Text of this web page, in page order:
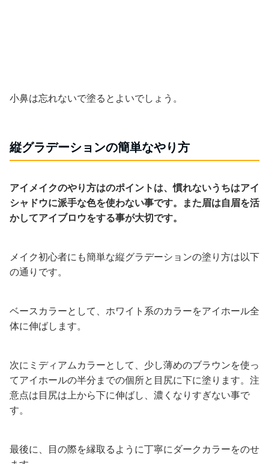
小鼻は忘れないで塗るとよいでしょう。
縦グラデーションの簡単なやり方
アイメイクのやり方はのポイントは、慣れないうちはアイ
シャドウに派手な色を使わない事です。また眉は自眉を活
かしてアイブロウをする事が大切です。
メイク初心者にも簡単な縦グラデーションの塗り方は以下
の通りです。
ベースカラーとして、ホワイト系のカラーをアイホール全
体に伸ばします。
次にミディアムカラーとして、少し薄めのブラウンを使っ
てアイホールの半分までの個所と目尻に下に塗ります。注
意点は目尻は上から下に伸ばし、濃くなりすぎない事で
す。
最後に、目の際を縁取るように丁寧にダークカラーをのせ